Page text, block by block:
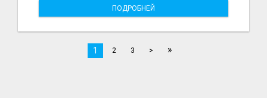
ПОДРОБНЕЙ
1 2 3 > »